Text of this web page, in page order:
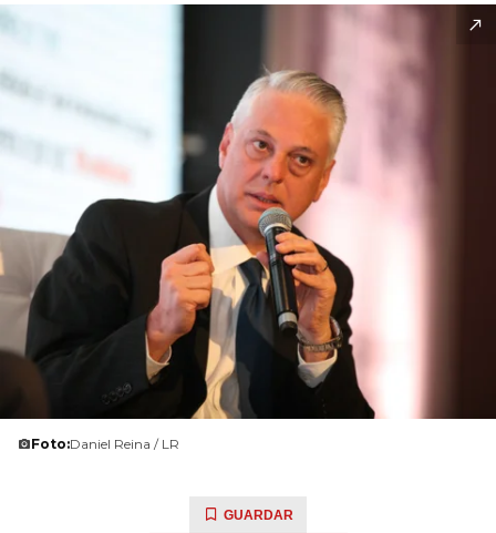
Foto:Daniel Reina / LR
GUARDAR